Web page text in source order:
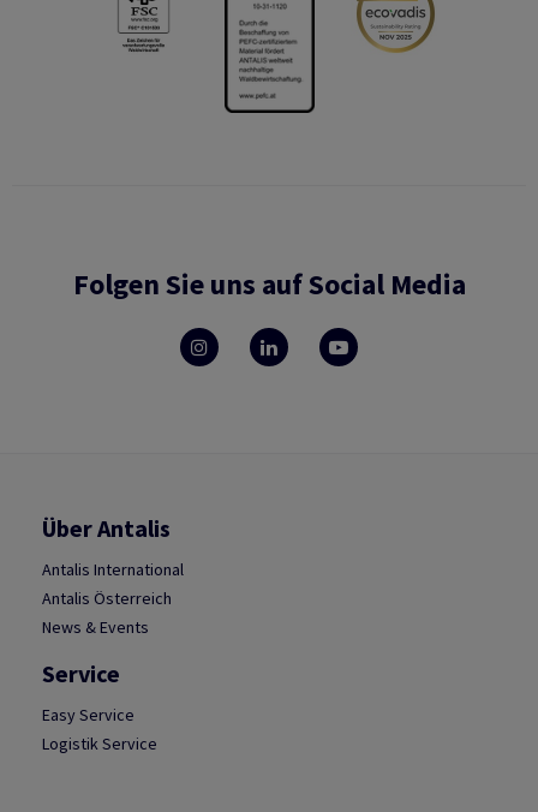
Folgen Sie uns auf Social Media
Über Antalis
Antalis International
Antalis Österreich
News & Events
Service
Easy Service
Logistik Service